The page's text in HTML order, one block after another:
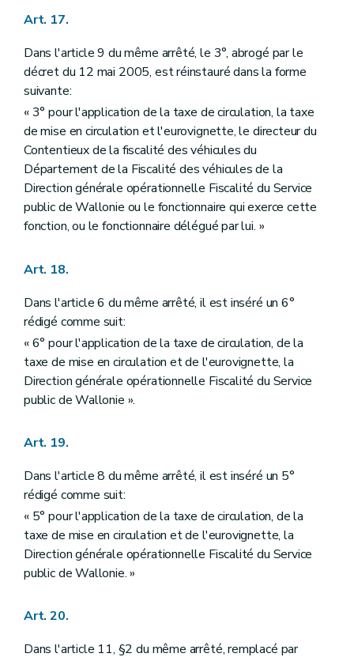
Art. 17.
Dans l'article 9 du même arrêté, le 3°, abrogé par le
décret du 12 mai 2005, est réinstauré dans la forme
suivante:
« 3° pour l'application de la taxe de circulation, la taxe
de mise en circulation et l'eurovignette, le directeur du
Contentieux de la fiscalité des véhicules du
Département de la Fiscalité des véhicules de la
Direction générale opérationnelle Fiscalité du Service
public de Wallonie ou le fonctionnaire qui exerce cette
fonction, ou le fonctionnaire délégué par lui. »
Art. 18.
Dans l'article 6 du même arrêté, il est inséré un 6°
rédigé comme suit:
« 6° pour l'application de la taxe de circulation, de la
taxe de mise en circulation et de l'eurovignette, la
Direction générale opérationnelle Fiscalité du Service
public de Wallonie ».
Art. 19.
Dans l'article 8 du même arrêté, il est inséré un 5°
rédigé comme suit:
« 5° pour l'application de la taxe de circulation, de la
taxe de mise en circulation et de l'eurovignette, la
Direction générale opérationnelle Fiscalité du Service
public de Wallonie. »
Art. 20.
Dans l'article 11, §2 du même arrêté, remplacé par